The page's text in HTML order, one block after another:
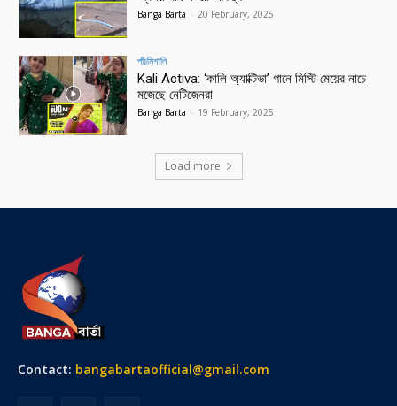
Banga Barta - 20 February, 2025
পাঁচমিশালি
Kali Activa: ‘কালি অ্যাক্টিভা’ গানে মিস্টি মেয়ের নাচে
মজেছে নেটিজেনরা
Banga Barta - 19 February, 2025
Load more
Contact: bangabartaofficial@gmail.com